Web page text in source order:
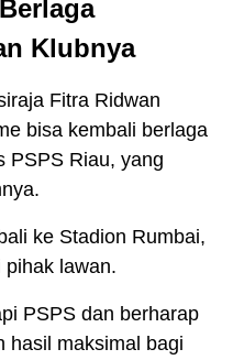
Klubnya
Fitra Ridwan
bisa kembali berlaga
PSPS Riau, yang
ke Stadion Rumbai,
pihak lawan.
PSPS dan berharap
hasil maksimal bagi